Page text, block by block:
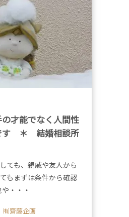
才能でなく人間性
す ＊ 結婚相談所
ても、親戚や友人から
もまずは条件から確認
・・・
齋藤企画